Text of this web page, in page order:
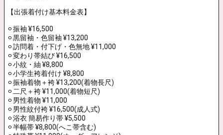
【出張着付け基本料金表】
⚪︎振袖 ¥16,500
⚪︎ 黒留袖・色留袖 ¥13,200
⚪︎訪問着・付下げ・色無地 ¥11,000
⚪︎変わり帯結び ¥16,500
⚪︎ 小紋・紬 ¥8,800
⚪︎小学生袴着付け ¥8,800
⚪︎振袖着物＋袴 ¥13,200(着物長尺)
⚪︎二尺＋袴 ¥11,000(着物短尺)
⚪︎男性着物 ¥11,000
⚪︎男性紋付袴 ¥16,500(成人式)
⚪︎浴衣 簡易作り帯 ¥5,500
⚪︎半幅帯 ¥8,800(へこ帯含む)